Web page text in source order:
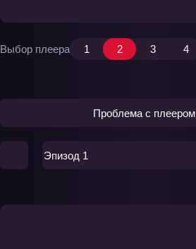
Выбор плеера 1 2 3 4
Проблема с плеером
Эпизод 1